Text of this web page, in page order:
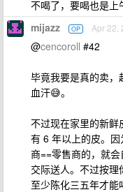
不喝了，要喝也是
mijazz OP Apr 22,
@cencoroll #42
毕竟我要是真的卖，
血汗😅。
不过现在家里的新鲜
有 6 年以上的皮。
商==零售商的，就
交际送人。不过按
至少陈化三五年才